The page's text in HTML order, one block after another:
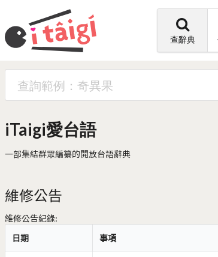
查辭典
iTaigi愛台語
一部集結群眾編纂的開放台語辭典
維修公告
維修公告紀錄:
日期
事項